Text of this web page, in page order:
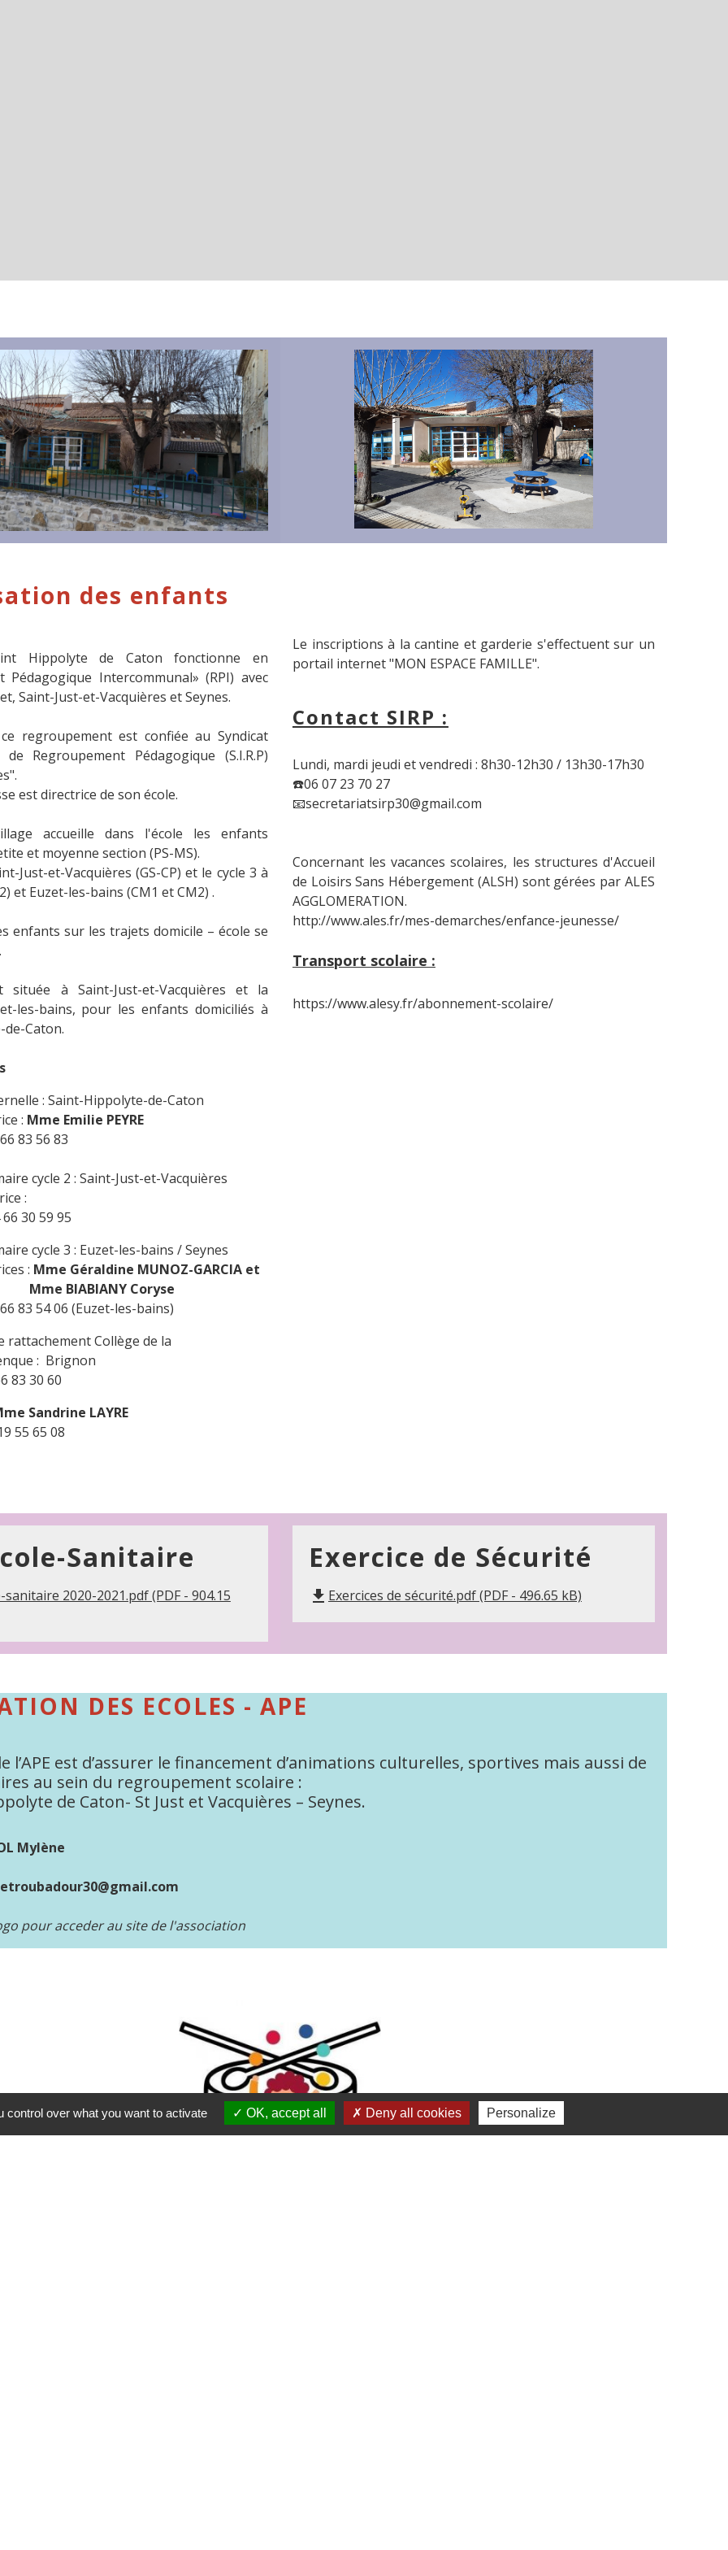
des enfants
Hippolyte de Caton fonctionne en
Pédagogique Intercommunal» (RPI) avec
Saint-Just-et-Vacquières et Seynes.
regroupement est confiée au Syndicat
de Regroupement Pédagogique (S.I.R.P)
est directrice de son école.
accueille dans l'école les enfants
et moyenne section (PS-MS).
Just-et-Vacquières (GS-CP) et le cycle 3 à
et Euzet-les-bains (CM1 et CM2) .
enfants sur les trajets domicile – école se
située à Saint-Just-et-Vacquières et la
les-bains, pour les enfants domiciliés à
Caton.
: Saint-Hippolyte-de-Caton
: Mme Emilie PEYRE
83 56 83
cycle 2 : Saint-Just-et-Vacquières
:
30 59 95
cycle 3 : Euzet-les-bains / Seynes
: Mme Géraldine MUNOZ-GARCIA et
Coryse
83 54 06 (Euzet-les-bains)
rattachement Collège de la
: Brignon
83 30 60
Sandrine LAYRE
55 65 08
Le inscriptions à la cantine et garderie s'effectuent sur un
portail internet "MON ESPACE FAMILLE".
Contact SIRP :
Lundi, mardi jeudi et vendredi : 8h30-12h30 / 13h30-17h30
☎️06 07 23 70 27
📧secretariatsirp30@gmail.com
Concernant les vacances scolaires, les structures d'Accueil
de Loisirs Sans Hébergement (ALSH) sont gérées par ALES
AGGLOMERATION.
http://www.ales.fr/mes-demarches/enfance-jeunesse/
Transport scolaire :
https://www.alesy.fr/abonnement-scolaire/
Sanitaire
2020-2021.pdf (PDF - 904.15
Exercice de Sécurité
file_download Exercices de sécurité.pdf (PDF - 496.65 kB)
DES ECOLES - APE
l’APE est d’assurer le financement d’animations culturelles, sportives mais aussi de
au sein du regroupement scolaire :
de Caton- St Just et Vacquières – Seynes.
Mylène
pour acceder au site de l'association
over what you want to activate OK, accept all Deny all cookies Personalize